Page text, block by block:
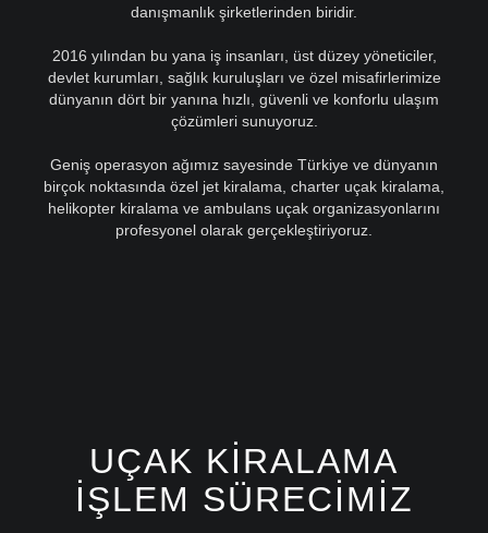
danışmanlık şirketlerinden biridir.
2016 yılından bu yana iş insanları, üst düzey yöneticiler,
devlet kurumları, sağlık kuruluşları ve özel misafirlerimize
dünyanın dört bir yanına hızlı, güvenli ve konforlu ulaşım
çözümleri sunuyoruz.
Geniş operasyon ağımız sayesinde Türkiye ve dünyanın
birçok noktasında özel jet kiralama, charter uçak kiralama,
helikopter kiralama ve ambulans uçak organizasyonlarını
profesyonel olarak gerçekleştiriyoruz.
UÇAK KIRALAMA
İŞLEM SÜRECIMIZ